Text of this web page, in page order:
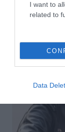
I want to
related to
Data
HASONLÓ